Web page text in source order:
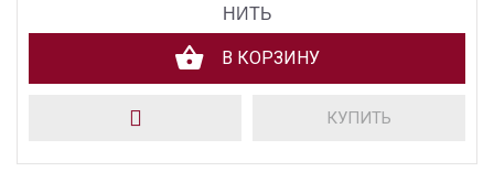
НИТЬ
В КОРЗИНУ
КУПИТЬ